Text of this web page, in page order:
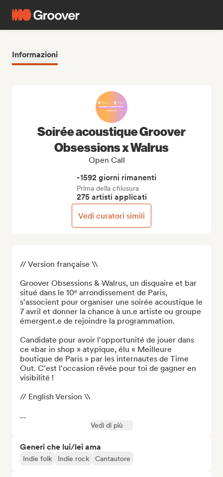
Informazioni
// Version française \\
Groover Obsessions & Walrus, un disquaire et bar
situé dans le 10ᵉ arrondissement de Paris,
s'associent pour organiser une soirée acoustique le
7 avril et donner la chance à un.e artiste ou groupe
émergent.e de rejoindre la programmation.
Candidate pour avoir l'opportunité de jouer dans
ce «bar in shop » atypique, élu « Meilleure
boutique de Paris » par les internautes de Time
Out. C'est l'occasion rêvée pour toi de gagner en
visibilité !
// English Version \\
...
Vedi di più
Generi che lui/lei ama
Indie folk Indie rock Cantautore
Soirée acoustique Groover
Obsessions x Walrus
Open Call
-1592 giorni rimanenti
Prima della chiusura
275 artisti applicati
Vedi curatori simili